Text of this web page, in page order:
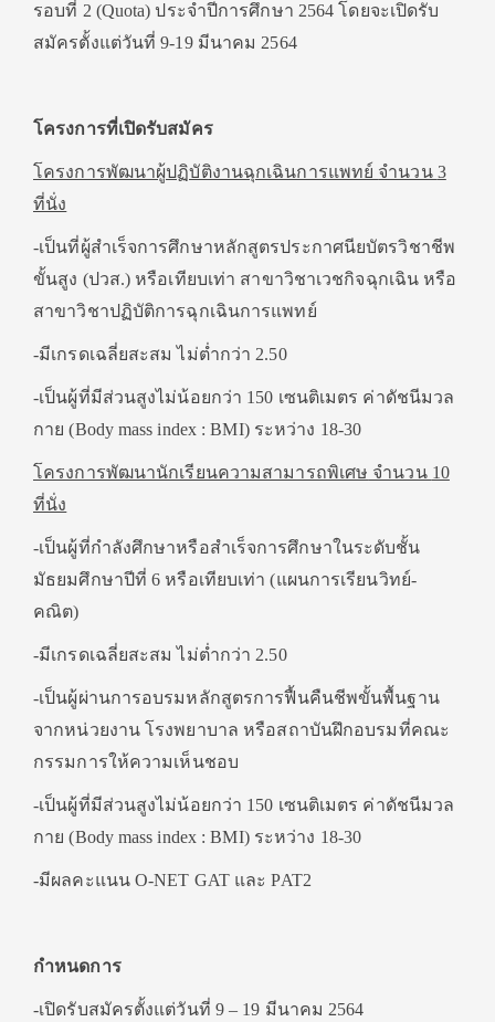
รอบที่ 2 (Quota) ประจำปีการศึกษา 2564 โดยจะเปิดรับ
สมัครตั้งแต่วันที่ 9-19 มีนาคม 2564
โครงการที่เปิดรับสมัคร
โครงการพัฒนาผู้ปฏิบัติงานฉุกเฉินการแพทย์ จำนวน 3
ที่นั่ง
-เป็นที่ผู้สำเร็จการศึกษาหลักสูตรประกาศนียบัตรวิชาชีพ
ขั้นสูง (ปวส.) หรือเทียบเท่า สาขาวิชาเวชกิจฉุกเฉิน หรือ
สาขาวิชาปฏิบัติการฉุกเฉินการแพทย์
-มีเกรดเฉลี่ยสะสม ไม่ต่ำกว่า 2.50
-เป็นผู้ที่มีส่วนสูงไม่น้อยกว่า 150 เซนติเมตร ค่าดัชนีมวล
กาย (Body mass index : BMI) ระหว่าง 18-30
โครงการพัฒนานักเรียนความสามารถพิเศษ จำนวน 10
ที่นั่ง
-เป็นผู้ที่กำลังศึกษาหรือสำเร็จการศึกษาในระดับชั้น
มัธยมศึกษาปีที่ 6 หรือเทียบเท่า (แผนการเรียนวิทย์-
คณิต)
-มีเกรดเฉลี่ยสะสม ไม่ต่ำกว่า 2.50
-เป็นผู้ผ่านการอบรมหลักสูตรการฟื้นคืนชีพขั้นพื้นฐาน
จากหน่วยงาน โรงพยาบาล หรือสถาบันฝึกอบรมที่คณะ
กรรมการให้ความเห็นชอบ
-เป็นผู้ที่มีส่วนสูงไม่น้อยกว่า 150 เซนติเมตร ค่าดัชนีมวล
กาย (Body mass index : BMI) ระหว่าง 18-30
-มีผลคะแนน O-NET GAT และ PAT2
กำหนดการ
-เปิดรับสมัครตั้งแต่วันที่ 9 – 19 มีนาคม 2564